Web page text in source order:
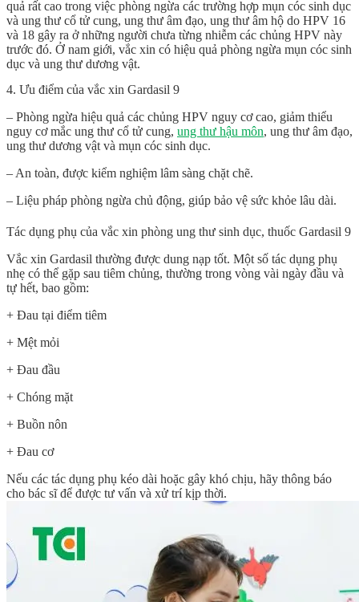
quả rất cao trong việc phòng ngừa các trường hợp mụn cóc sinh dục
và ung thư cổ tử cung, ung thư âm đạo, ung thư âm hộ do HPV 16
và 18 gây ra ở những người chưa từng nhiễm các chủng HPV này
trước đó. Ở nam giới, vắc xin có hiệu quả phòng ngừa mụn cóc sinh
dục và ung thư dương vật.
4. Ưu điểm của vắc xin Gardasil 9
– Phòng ngừa hiệu quả các chủng HPV nguy cơ cao, giảm thiểu
nguy cơ mắc ung thư cổ tử cung, ung thư hậu môn, ung thư âm đạo,
ung thư dương vật và mụn cóc sinh dục.
– An toàn, được kiểm nghiệm lâm sàng chặt chẽ.
– Liệu pháp phòng ngừa chủ động, giúp bảo vệ sức khỏe lâu dài.
Tác dụng phụ của vắc xin phòng ung thư sinh dục, thuốc Gardasil 9
Vắc xin Gardasil thường được dung nạp tốt. Một số tác dụng phụ
nhẹ có thể gặp sau tiêm chủng, thường trong vòng vài ngày đầu và
tự hết, bao gồm:
+ Đau tại điểm tiêm
+ Mệt mỏi
+ Đau đầu
+ Chóng mặt
+ Buồn nôn
+ Đau cơ
Nếu các tác dụng phụ kéo dài hoặc gây khó chịu, hãy thông báo
cho bác sĩ để được tư vấn và xử trí kịp thời.